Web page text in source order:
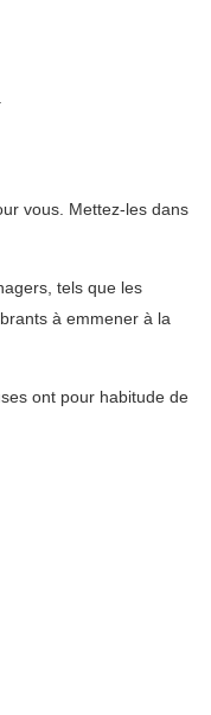
vous. Mettez-les dans
tels que les
à emmener à la
ont pour habitude de